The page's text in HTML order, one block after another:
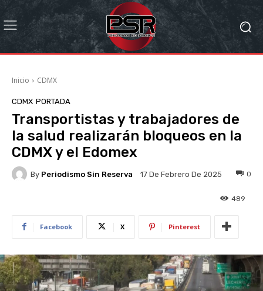
Inicio CDMX
CDMX PORTADA
Transportistas y trabajadores de
la salud realizarán bloqueos en la
CDMX y el Edomex
By Periodismo Sin Reserva 17 De Febrero De 2025 0
489
Facebook X Pinterest